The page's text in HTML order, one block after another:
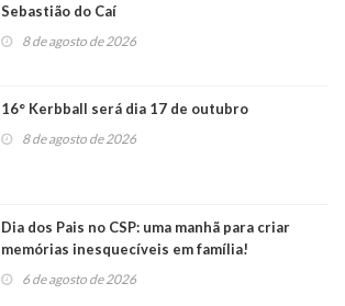
Sebastião do Caí
8 de agosto de 2026
16° Kerbball será dia 17 de outubro
8 de agosto de 2026
Dia dos Pais no CSP: uma manhã para criar
memórias inesquecíveis em família!
6 de agosto de 2026